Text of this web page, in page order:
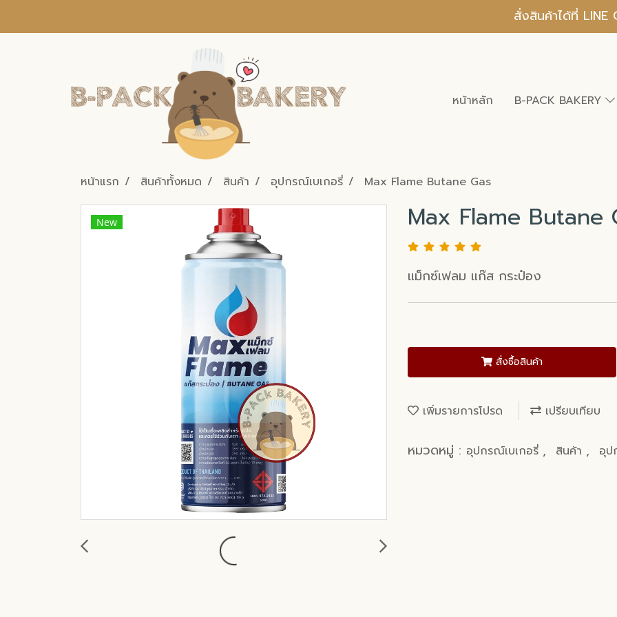
สั่งสินค้าได้ที่
หน้าหลัก B-PACK BAKERY
หน้าแรก สินค้าทั้งหมด สินค้า อุปกรณ์เบเกอรี่ Max Flame Butane Gas
New Max Flame Butane
แม็กซ์เฟลม แก๊ส กระป๋อง
สั่งซื้อสินค้า
เพิ่มรายการโปรด เปรียบเทียบ
หมวดหมู่ : อุปกรณ์เบเกอรี่ , สินค้า , อุป